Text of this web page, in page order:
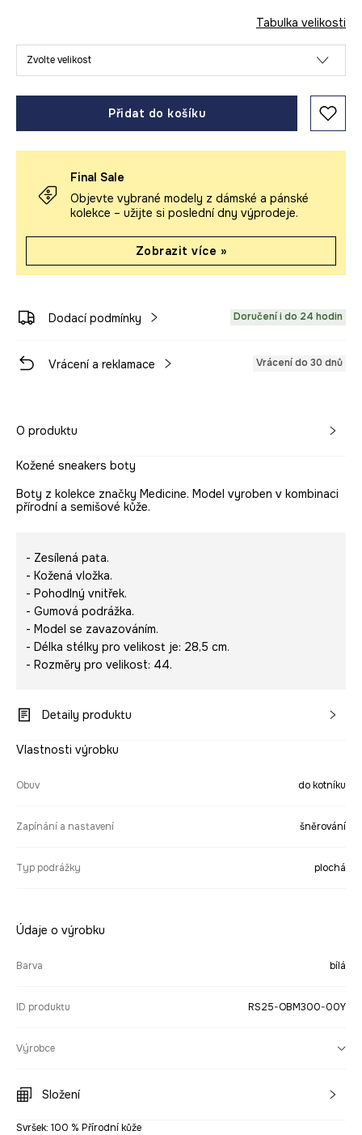
Tabulka velikosti
Zvolte velikost
Přidat do košíku
Final Sale
Objevte vybrané modely z dámské a pánské
kolekce – užijte si poslední dny výprodeje.
Zobrazit více »
Dodací podmínky Doručení i do 24 hodin
Vrácení a reklamace Vrácení do 30 dnů
O produktu
Kožené sneakers boty
Boty z kolekce značky Medicine. Model vyroben v kombinaci
přírodní a semišové kůže.
- Zesílená pata.
- Kožená vložka.
- Pohodlný vnitřek.
- Gumová podrážka.
- Model se zavazováním.
- Délka stélky pro velikost je: 28,5 cm.
- Rozměry pro velikost: 44.
Detaily produktu
Vlastnosti výrobku
Obuv do kotníku
Zapínání a nastavení šněrování
Typ podrážky plochá
Údaje o výrobku
Barva bílá
ID produktu RS25-OBM300-00Y
Výrobce
Složení
Svršek: 100 % Přírodní kůže